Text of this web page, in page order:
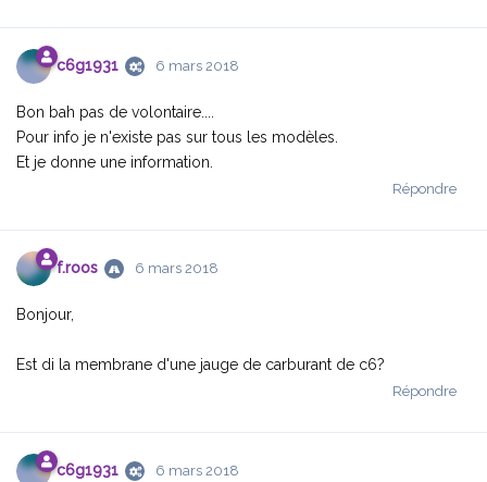
c6g1931 6 mars 2018
Bon bah pas de volontaire....
Pour info je n'existe pas sur tous les modèles.
Et je donne une information.
Répondre
f.​roos 6 mars 2018
Bonjour,
Est di la membrane d'une jauge de carburant de c6?
Répondre
c6g1931 6 mars 2018